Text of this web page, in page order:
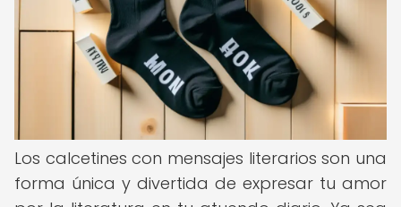
Los calcetines con mensajes literarios son una
forma única y divertida de expresar tu amor